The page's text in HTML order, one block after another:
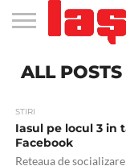
STIRI
APARTAMENTE
NOI IASI
STIRI
IASI
JOBS
IN
FILME
LA
CLUBURI /
DISCOTECI
BARURI /
CAFENELE
SALI DE
FORTA
SALOANE DE
INFRUMUSETARE
AGENTII
DE
RESTAURANTE
IN IASI
PIZZA
IN
PISCINA
IN IASI
FLORARII
RADIO
LIVE
SPALATORII
AUTO
TRACTARI
AUTO
TAXI
IN
CINEMA
TEATRU
HOTELURI
/
TEREN
SPORTIV
TEREN
TENIS
FARMACII
NON
COFFEE-
TO-GO
FIRME DE
PUBLICITATE
RENT
A
ALL
STIRI
Iasul pe locul 3 in
Facebook
Reteaua de